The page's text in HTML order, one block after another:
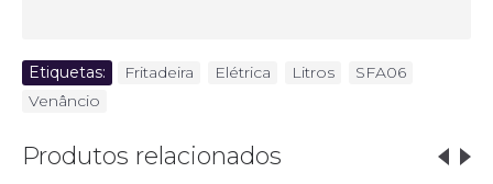
Etiquetas: Fritadeira Elétrica Litros SFA06
Venâncio
Produtos relacionados